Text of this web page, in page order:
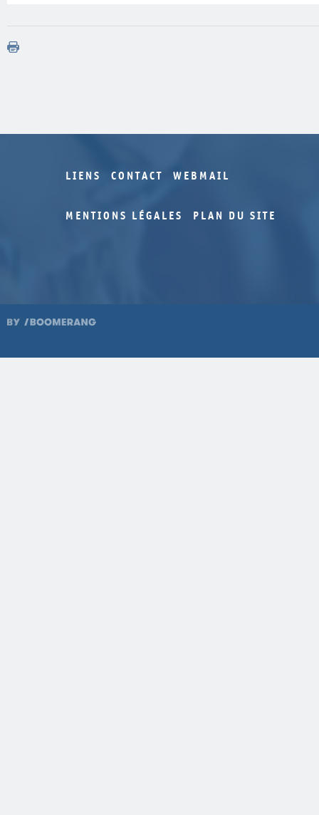
LIENS CONTACT WEBMAIL
MENTIONS LÉGALES PLAN DU SITE